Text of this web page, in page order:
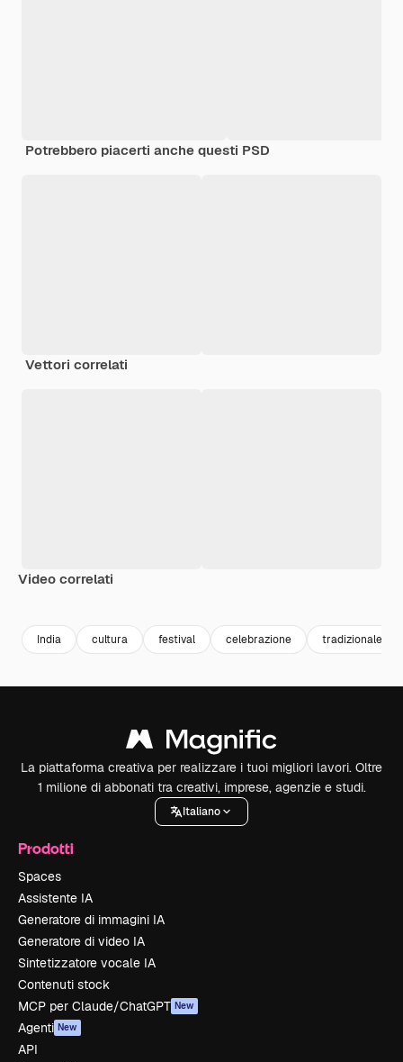
Potrebbero piacerti anche questi PSD
Vettori correlati
Video correlati
India cultura festival celebrazione tradizionale
La piattaforma creativa per realizzare i tuoi migliori lavori. Oltre
1 milione di abbonati tra creativi, imprese, agenzie e studi.
Italiano
Prodotti
Spaces
Assistente IA
Generatore di immagini IA
Generatore di video IA
Sintetizzatore vocale IA
Contenuti stock
MCP per Claude/ChatGPT New
Agenti New
API